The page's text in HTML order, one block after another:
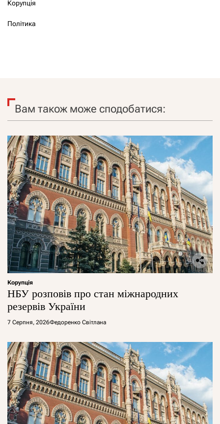
Корупція
Політика
Вам також може сподобатися:
Корупція
НБУ розповів про стан міжнародних
резервів України
7 Серпня, 2026Федоренко Світлана